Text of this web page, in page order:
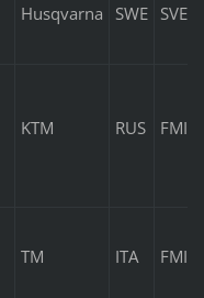
Husqvarna SWE
KTM RUS FMI
TM ITA FMI